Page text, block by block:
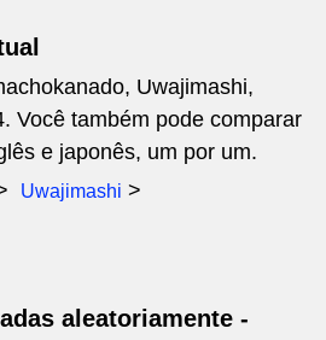
Uwajimashi,
Você também pode comparar
e japonês, um por um.
Uwajimashi
aleatoriamente -